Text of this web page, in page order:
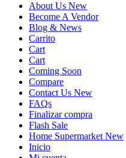
About Us New
Become A Vendor
Blog & News
Carrito
Cart
Cart
Coming Soon
Compare
Contact Us New
FAQs
Finalizar compra
Flash Sale
Home Supermarket New
Inicio